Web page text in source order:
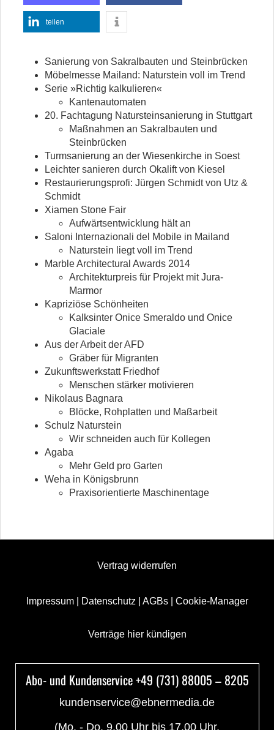
teilen
Sanierung von Sakralbauten und Steinbrücken
Möbelmesse Mailand: Naturstein voll im Trend
Serie »Richtig kalkulieren«
Kantenautomaten
20. Fachtagung Natursteinsanierung in Stuttgart
Maßnahmen an Sakralbauten und
Steinbrücken
Turmsanierung an der Wiesenkirche in Soest
Leichter sanieren durch Okalift von Kiesel
Restaurierungsprofi: Jürgen Schmidt von Utz &
Schmidt
Xiamen Stone Fair
Aufwärtsentwicklung hält an
Saloni Internazionali del Mobile in Mailand
Naturstein liegt voll im Trend
Marble Architectural Awards 2014
Architekturpreis für Projekt mit Jura-
Marmor
Kapriziöse Schönheiten
Kalksinter Onice Smeraldo und Onice
Glaciale
Aus der Arbeit der AFD
Gräber für Migranten
Zukunftswerkstatt Friedhof
Menschen stärker motivieren
Nikolaus Bagnara
Blöcke, Rohplatten und Maßarbeit
Schulz Naturstein
Wir schneiden auch für Kollegen
Agaba
Mehr Geld pro Garten
Weha in Königsbrunn
Praxisorientierte Maschinentage
Vertrag widerrufen
Impressum| Datenschutz AGBs| Cookie-Manager
Verträge hier kündigen
Abo- und Kundenservice +49 (731) 88005 – 8205
kundenservice@ebnermedia.de
(Mo. - Do. 9.00 Uhr bis 17.00 Uhr,